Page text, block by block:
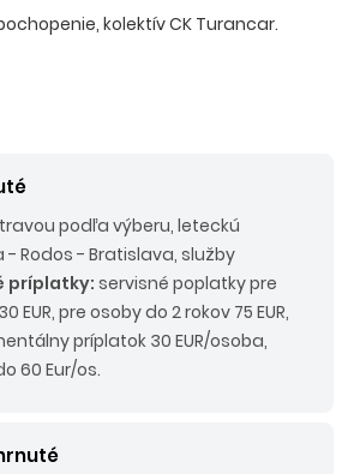
kolektív CK Turancar.
podľa výberu, leteckú
Rodos - Bratislava, služby
príplatky:servisné poplatky pre
EUR, pre osoby do 2 rokov 75 EUR,
príplatok 30 EUR/osoba,
60 Eur/os.